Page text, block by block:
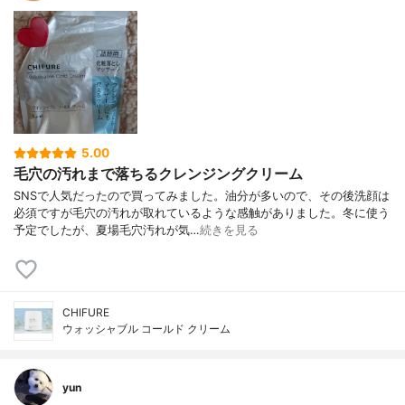
5.00
毛穴の汚れまで落ちるクレンジングクリーム
SNSで人気だったので買ってみました。油分が多いので、その後洗顔は
必須ですが毛穴の汚れが取れているような感触がありました。冬に使う
予定でしたが、夏場毛穴汚れが気…続きを見る
CHIFURE
ウォッシャブル コールド クリーム
yun